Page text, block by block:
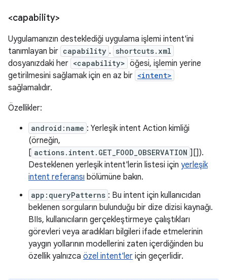
<capability>
Uygulamanızın desteklediği uygulama işlemi intent'ini
tanımlayan bir capability . shortcuts.xml
dosyanızdaki her <capability> öğesi, işlemin yerine
getirilmesini sağlamak için en az bir <intent>
sağlamalıdır.
Özellikler:
android:name : Yerleşik intent Action kimliği
(örneğin,
[ actions.intent.GET_FOOD_OBSERVATION ][]).
Desteklenen yerleşik intent'lerin listesi için yerleşik
intent referansı bölümüne bakın.
app:queryPatterns : Bu intent için kullanıcıdan
beklenen sorguların bulunduğu bir dize dizisi kaynağı.
BIIs, kullanıcıların gerçekleştirmeye çalıştıkları
görevleri veya aradıkları bilgileri ifade etmelerinin
yaygın yollarının modellerini zaten içerdiğinden bu
özellik yalnızca özel intent'ler için geçerlidir.